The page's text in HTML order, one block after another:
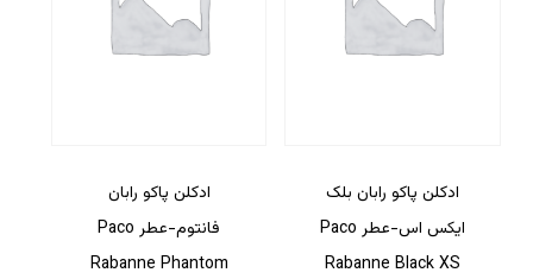
ادکلن پاکو رابان بلک
ایکس اس-عطر Paco
Rabanne Black XS
ادکلن پاکو رابان
فانتوم-عطر Paco
Rabanne Phantom